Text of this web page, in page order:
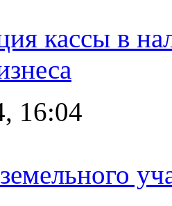
кассы в
16:04